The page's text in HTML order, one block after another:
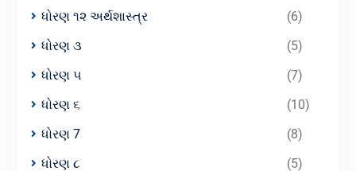
ધોરણ ૧૨ અર્થશાસ્ત્ર
(6)
ધોરણ ૩
(5)
ધોરણ ૫
(7)
ધોરણ ૬
(10)
ધોરણ 7
(8)
ધોરણ ૮
(5)